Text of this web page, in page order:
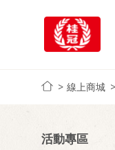
線上商城
活動專區